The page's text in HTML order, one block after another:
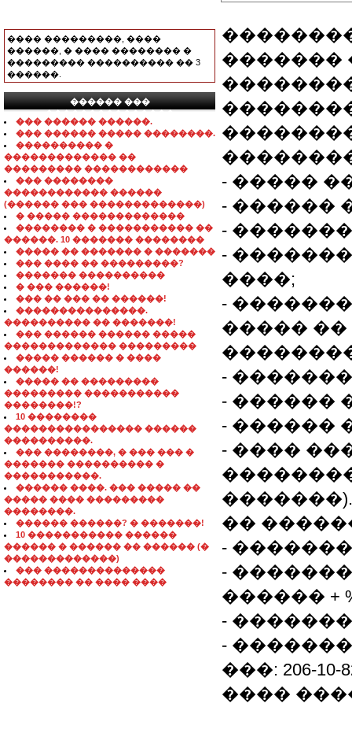
���� ���������, ����
������, � ���� �������� �
��������� ���������� �� 3
������.
������ ���
���������������
��� ������ ������.
��� ������ ����� ��������.
���������� �
������������� ��
��������� ������������
��� ��������
������������ ������
(������ ��� �������������)
� ����� �������������
�������� � ����������� ��
������. 10 ������� ��������
����� �� ������� � �������
��� ���� �� ���������?
������� ����������
� ��� ������!
��� �� ��� �� ������!
���������������.
���������� �� �������!
��� ������ ������ �����
������������� ���������
����� ������ � ����
������!
����� �� ���������
��������� �����������
��������!?
10 ��������
���������������� ������
����������.
��� ��������, � ��� ��� �
������� ���������� �
�����������.
������ ����. ��� ����� ��
����� ���� ���������
��������.
������ ������? � �������!
10 ����������� ������
������ � ������ �� ������ (�
�������������)
��� ��������������
�������� �� ���� ����
�������
- �����
- ������
-
-
����;
-
����� ��
- �������
- ������
- ������
- ����
�������).
��
-
-
������ +
-
-
���: 206-
����